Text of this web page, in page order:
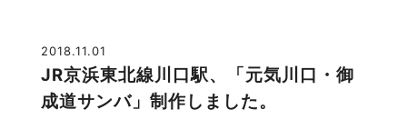
2018.11.01
JR京浜東北線川口駅、「元気川口・御
成道サンバ」制作しました。